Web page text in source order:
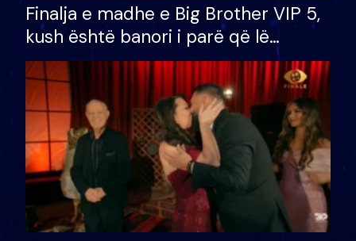
Finalja e madhe e Big Brother VIP 5,
kush është banori i parë që lë
shtëpinë dhe humb mundësinë për
të fituar çmimin e madh